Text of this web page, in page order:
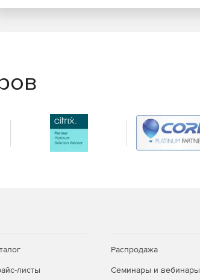
листы
Распродажа
Семинары и вебинары